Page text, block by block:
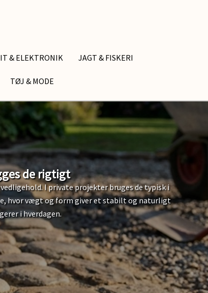
IT & ELEKTRONIK JAGT & FISKERI
TØJ & MODE
de rigtigt
I private projekter bruges de typisk i
hvor vægt og form giver et stabilt og naturligt
i hverdagen.